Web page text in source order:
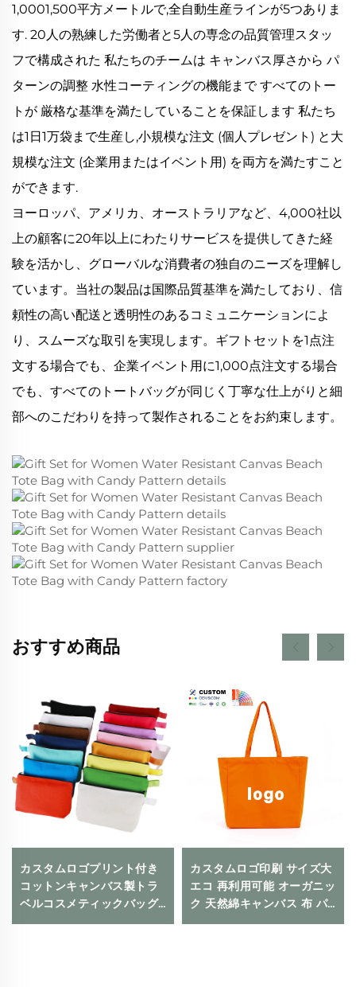
1,0001,500平方メートルで,全自動生産ラインが5つありま
す. 20人の熟練した労働者と5人の専念の品質管理スタッ
フで構成された 私たちのチームは キャンバス厚さから パ
ターンの調整 水性コーティングの機能まで すべてのトー
トが 厳格な基準を満たしていることを保証します 私たち
は1日1万袋まで生産し,小規模な注文 (個人プレゼント) と大
規模な注文 (企業用またはイベント用) を両方を満たすこと
ができます.
ヨーロッパ、アメリカ、オーストラリアなど、4,000社以
上の顧客に20年以上にわたりサービスを提供してきた経
験を活かし、グローバルな消費者の独自のニーズを理解し
ています。当社の製品は国際品質基準を満たしており、信
頼性の高い配送と透明性のあるコミュニケーションによ
り、スムーズな取引を実現します。ギフトセットを1点注
文する場合でも、企業イベント用に1,000点注文する場合
でも、すべてのトートバッグが同じく丁寧な仕上がりと細
部へのこだわりを持って製作されることをお約束します。
おすすめ商品
カスタムロゴプリント付き
コットンキャンバス製トラ
ベルコスメティックバッグ
環境にやさしい 折りたたみ
カスタムロゴ印刷 サイズ大
エコ 再利用可能 オーガニッ
ク 天然綿キャンバス 布 パ
ッケージ用トートバッグ